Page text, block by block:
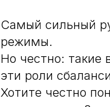
Самый сильный
режимы.
Но честно: такие
эти роли
Хотите честно